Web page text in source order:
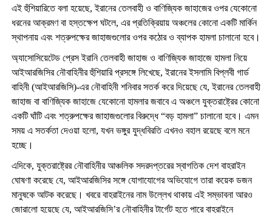
এই হুঁশিয়ারিতে বলা হয়েছে, ইরানের তেলবাহী ও বাণিজ্যিক জাহাজের ওপর যেকোনো
ধরনের আক্রমণ বা হস্তক্ষেপ ঘটলে, এর প্রতিক্রিয়ায় অঞ্চলের কোনো একটি মার্কিন
স্থাপনায় এবং শত্রুপক্ষের জাহাজগুলোর ওপর কঠোর ও ব্যাপক হামলা চালানো হবে।
অ্যাসোসিয়েটেড প্রেস ইরানি তেলবাহী জাহাজ ও বাণিজ্যিক জাহাজে হামলা নিয়ে
আইআরজিসির নৌবাহিনীর হুঁশিয়ারি প্রসঙ্গে লিখেছে, ইরানের ইসলামি বিপ্লবী গার্ড
বাহিনী (আইআরজিসি)-এর নৌবাহিনী শনিবার সতর্ক করে দিয়েছে যে, ইরানের তেলবাহী
জাহাজ বা বাণিজ্যিক জাহাজে যেকোনো হামলার জবাবে এ অঞ্চলে যুক্তরাষ্ট্রের কোনো
একটি ঘাঁটি এবং শত্রুপক্ষের জাহাজগুলোর বিরুদ্ধে “বড় হামলা” চালানো হবে। এমন
সময় এ সতর্কতা দেওয়া হলো, যখন ভঙ্গুর যুদ্ধবিরতি এখনও বহাল রয়েছে বলে মনে
হচ্ছে।
এদিকে, যুক্তরাষ্ট্রের নৌবাহিনীর আঞ্চলিক সদরদপ্তরের স্বাগতিক দেশ বাহরাইন
ঘোষণা করেছে যে, আইআরজিসির সঙ্গে যোগাযোগের অভিযোগে তারা কয়েক ডজন
মানুষকে আটক করেছে। খবরে বাহরাইনের নাম উল্লেখ থাকায় এই সম্ভাবনা আরও
জোরালো হয়েছে যে, আইআরজিসি’র নৌবাহিনীর টার্গেট হতে পারে বাহরাইনে